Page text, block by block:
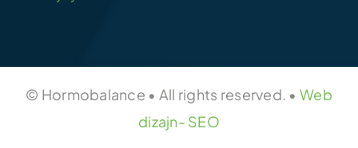
© Hormobalance • All rights reserved. • Web
dizajn- SEO